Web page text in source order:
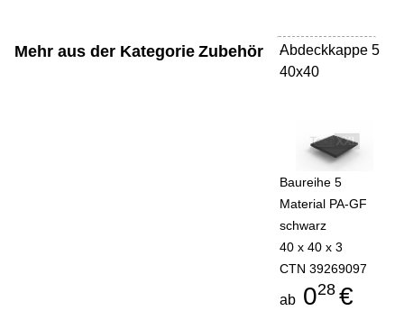
Mehr aus der Kategorie Zubehör
Abdeckkappe 5
40x40
-
Baureihe 5
Material PA-GF
schwarz
40 x 40 x 3
CTN 39269097
ab 028 €